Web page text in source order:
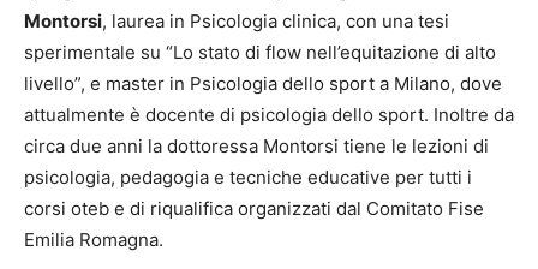
Montorsi, laurea in Psicologia clinica, con una tesi
sperimentale su “Lo stato di flow nell’equitazione di alto
livello”, e master in Psicologia dello sport a Milano, dove
attualmente è docente di psicologia dello sport. Inoltre da
circa due anni la dottoressa Montorsi tiene le lezioni di
psicologia, pedagogia e tecniche educative per tutti i
corsi oteb e di riqualifica organizzati dal Comitato Fise
Emilia Romagna.